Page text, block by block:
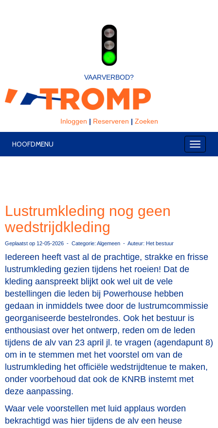
VAARVERBOD?
Inloggen | Reserveren | Zoeken
HOOFDMENU
Lustrumkleding nog geen
wedstrijdkleding
Geplaatst op 12-05-2026 - Categorie: Algemeen - Auteur: Het bestuur
Iedereen heeft vast al de prachtige, strakke en frisse
lustrumkleding gezien tijdens het roeien! Dat de
kleding aanspreekt blijkt ook wel uit de vele
bestellingen die leden bij Powerhouse hebben
gedaan in inmiddels twee door de lustrumcommissie
georganiseerde bestelrondes. Ook het bestuur is
enthousiast over het ontwerp, reden om de leden
tijdens de alv van 23 april jl. te vragen (agendapunt 8)
om in te stemmen met het voorstel om van de
lustrumkleding het officiële wedstrijdtenue te maken,
onder voorbehoud dat ook de KNRB instemt met
deze aanpassing.
Waar vele voorstellen met luid applaus worden
bekrachtigd was hier tijdens de alv een heuse